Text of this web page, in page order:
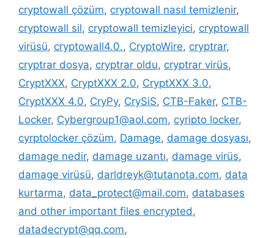
cryptowall çözüm, cryptowall nasıl temizlenir,
cryptowall sil, cryptowall temizleyici, cryptowall
virüsü, cryptowall4.0., CryptoWire, cryptrar,
cryptrar dosya, cryptrar oldu, cryptrar virüs,
CryptXXX, CryptXXX 2.0, CryptXXX 3.0,
CryptXXX 4.0, CryPy, CrySiS, CTB-Faker, CTB-
Locker, Cybergroup1@aol.com, cyripto locker,
cyrptolocker çözüm, Damage, damage dosyası,
damage nedir, damage uzantı, damage virüs,
damage virüsü, darldreyk@tutanota.com, data
kurtarma, data_protect@mail.com, databases
and other important files encrypted,
datadecrypt@qq.com,